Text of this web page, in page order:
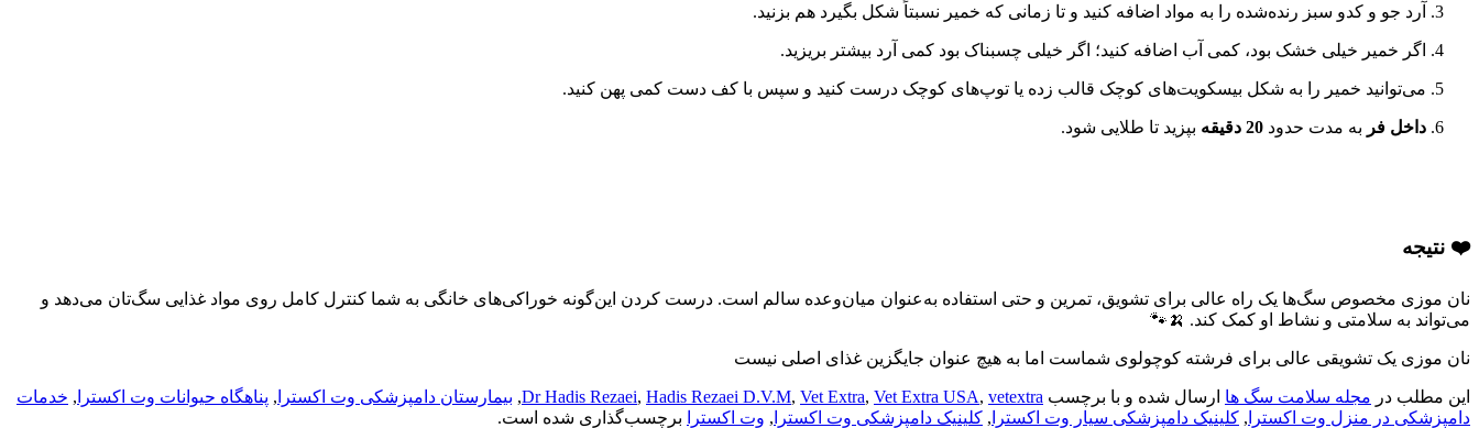
آرد جو و کدو سبز رنده‌شده را به مواد اضافه کنید و تا زمانی که خمیر نسبتاً شکل بگیرد هم بزنید.
اگر خمیر خیلی خشک بود، کمی آب اضافه کنید؛ اگر خیلی چسبناک بود کمی آرد بیشتر بریزید.
می‌توانید خمیر را به شکل بیسکویت‌های کوچک قالب زده یا توپ‌های کوچک درست کنید و سپس با کف دست کمی پهن کنید.
داخل فر به مدت حدود 20 دقیقه بپزید تا طلایی شود.
❤️ نتیجه
نان موزی مخصوص سگ‌ها یک راه عالی برای تشویق، تمرین و حتی استفاده به‌عنوان میان‌وعده سالم است. درست کردن این‌گونه خوراکی‌های خانگی به شما کنترل کامل روی مواد غذایی سگ‌تان می‌دهد و
می‌تواند به سلامتی و نشاط او کمک کند. 🍌🐾
نان موزی یک تشویقی عالی برای فرشته کوچولوی شماست اما به هیچ عنوان جایگزین غذای اصلی نیست
این مطلب در مجله سلامت سگ ها ارسال شده و با برچسب Dr Hadis Rezaei, Hadis Rezaei D.V.M, Vet Extra, Vet Extra USA, vetextra
, بیمارستان دامپزشکی وت اکسترا , پناهگاه حیوانات وت اکسترا , خدمات
دامپزشکی در منزل وت اکسترا , کلینیک دامپزشکی سیار وت اکسترا , کلینیک دامپزشکی وت اکسترا , وت اکسترا برچسب‌گذاری شده است.